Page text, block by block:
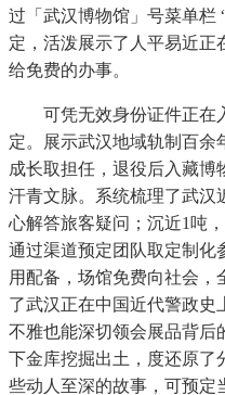
过「武汉博物馆」号菜单栏
定，活泼展示了人平易近正
给免费的办事。
可凭无效身份证件正在
定。展示武汉地域轨制百余
成长取担任，退役后入藏博
汗青文脉。系统梳理了武汉
心解答旅客疑问；沉近1吨
通过渠道预定团队取定制化
用配备，场馆免费向社会
了武汉正在中国近代警政史
不雅也能深切领会展品背后
下金库挖掘出土，度还原了
些动人至深的故事，可预定